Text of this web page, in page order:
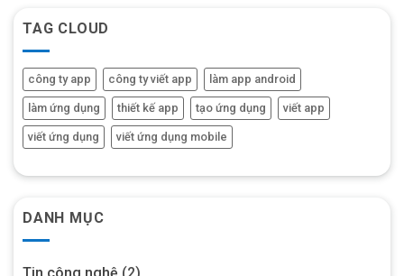
TAG CLOUD
công ty app công ty viết app làm app android
làm ứng dụng thiết kế app tạo ứng dụng viết app
viết ứng dụng viết ứng dụng mobile
DANH MỤC
Tin công nghệ (2)